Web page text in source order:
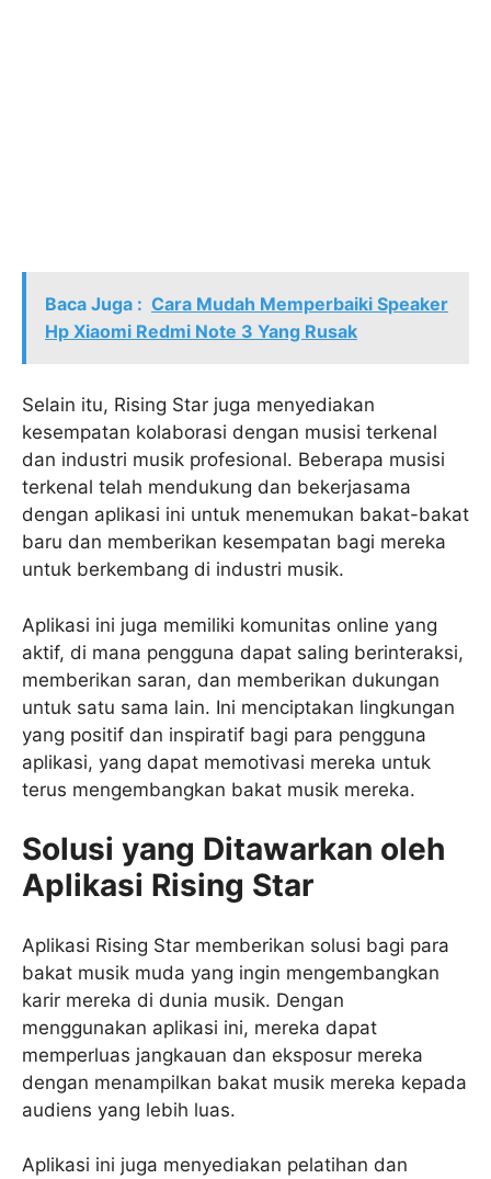
Baca Juga : Cara Mudah Memperbaiki Speaker
Hp Xiaomi Redmi Note 3 Yang Rusak
Selain itu, Rising Star juga menyediakan
kesempatan kolaborasi dengan musisi terkenal
dan industri musik profesional. Beberapa musisi
terkenal telah mendukung dan bekerjasama
dengan aplikasi ini untuk menemukan bakat-bakat
baru dan memberikan kesempatan bagi mereka
untuk berkembang di industri musik.
Aplikasi ini juga memiliki komunitas online yang
aktif, di mana pengguna dapat saling berinteraksi,
memberikan saran, dan memberikan dukungan
untuk satu sama lain. Ini menciptakan lingkungan
yang positif dan inspiratif bagi para pengguna
aplikasi, yang dapat memotivasi mereka untuk
terus mengembangkan bakat musik mereka.
Solusi yang Ditawarkan oleh
Aplikasi Rising Star
Aplikasi Rising Star memberikan solusi bagi para
bakat musik muda yang ingin mengembangkan
karir mereka di dunia musik. Dengan
menggunakan aplikasi ini, mereka dapat
memperluas jangkauan dan eksposur mereka
dengan menampilkan bakat musik mereka kepada
audiens yang lebih luas.
Aplikasi ini juga menyediakan pelatihan dan